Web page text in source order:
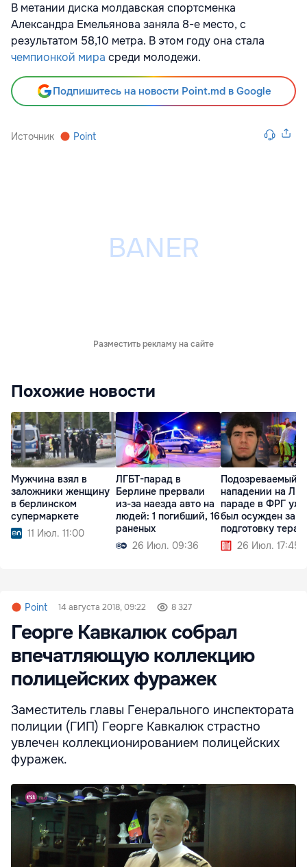
В метании диска молдавская спортсменка
Александра Емельянова заняла 8-е место, с
результатом 58,10 метра. В этом году она стала
чемпионкой мира среди молодежи.
Подпишитесь на новости Point.md в Google
Источник Point
Разместить рекламу на сайте
Похожие новости
Мужчина взял в
заложники женщину
в берлинском
супермаркете
11 Июл. 11:00
ЛГБТ-парад в
Берлине прервали
из-за наезда авто на
людей: 1 погибший, 16
раненых
26 Июл. 09:36
Подозреваемый в
нападении на
параде в ФРГ уже
был осужден за
подготовку
26 Июл. 17:45
Point 14 августа 2018, 09:22 8 327
Георге Кавкалюк собрал
впечатляющую коллекцию
полицейских фуражек
Заместитель главы Генерального инспектората
полиции (ГИП) Георге Кавкалюк страстно
увлечен коллекционированием полицейских
фуражек.